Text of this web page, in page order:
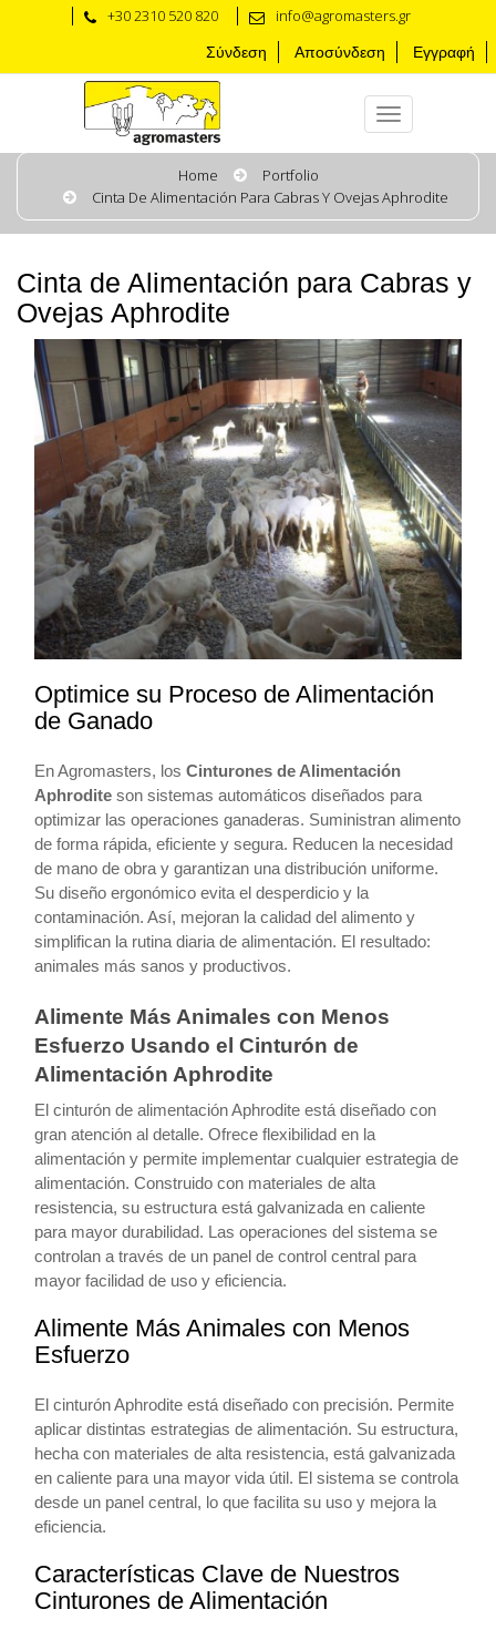
+30 2310 520 820 info@agromasters.gr
Σύνδεση Αποσύνδεση Εγγραφή
Home
Portfolio
Cinta De Alimentación Para Cabras Y Ovejas Aphrodite
Cinta de Alimentación para Cabras y
Ovejas Aphrodite
Optimice su Proceso de Alimentación
de Ganado
En Agromasters, losCinturones de Alimentación
Aphrodite son sistemas automáticos diseñados para
optimizar las operaciones ganaderas. Suministran alimento
de forma rápida, eficiente y segura. Reducen la necesidad
de mano de obra y garantizan una distribución uniforme.
Su diseño ergonómico evita el desperdicio y la
contaminación. Así, mejoran la calidad del alimento y
simplifican la rutina diaria de alimentación. El resultado:
animales más sanos y productivos.
Alimente Más Animales con Menos
Esfuerzo Usando el Cinturón de
Alimentación Aphrodite
El cinturón de alimentación Aphrodite está diseñado con
gran atención al detalle. Ofrece flexibilidad en la
alimentación y permite implementar cualquier estrategia de
alimentación. Construido con materiales de alta
resistencia, su estructura está galvanizada en caliente
para mayor durabilidad. Las operaciones del sistema se
controlan a través de un panel de control central para
mayor facilidad de uso y eficiencia.
Alimente Más Animales con Menos
Esfuerzo
El cinturón Aphrodite está diseñado con precisión. Permite
aplicar distintas estrategias de alimentación. Su estructura,
hecha con materiales de alta resistencia, está galvanizada
en caliente para una mayor vida útil. El sistema se controla
desde un panel central, lo que facilita su uso y mejora la
eficiencia.
Características Clave de Nuestros
Cinturones de Alimentación